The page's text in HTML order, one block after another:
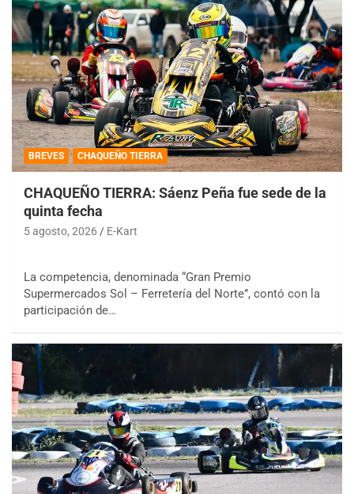
BREVES CHAQUEÑO TIERRA
CHAQUEÑO TIERRA: Sáenz Peña fue sede de la
quinta fecha
5 agosto, 2026 E-Kart
La competencia, denominada “Gran Premio
Supermercados Sol – Ferretería del Norte”, contó con la
participación de…